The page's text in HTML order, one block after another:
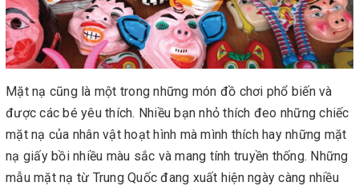
Mặt nạ cũng là một trong những món đồ chơi phổ biến và
được các bé yêu thích. Nhiều bạn nhỏ thích đeo những chiếc
mặt nạ của nhân vật hoạt hình mà mình thích hay những mặt
nạ giấy bồi nhiều màu sắc và mang tính truyền thống. Những
mẫu mặt nạ từ Trung Quốc đang xuất hiện ngày càng nhiều